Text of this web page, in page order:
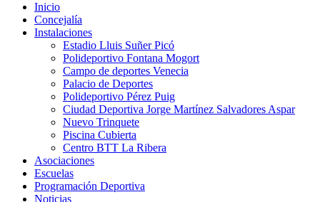
Inicio
Concejalía
Instalaciones
Estadio Lluis Suñer Picó
Polideportivo Fontana Mogort
Campo de deportes Venecia
Palacio de Deportes
Polideportivo Pérez Puig
Ciudad Deportiva Jorge Martínez Salvadores Aspar
Nuevo Trinquete
Piscina Cubierta
Centro BTT La Ribera
Asociaciones
Escuelas
Programación Deportiva
Noticias